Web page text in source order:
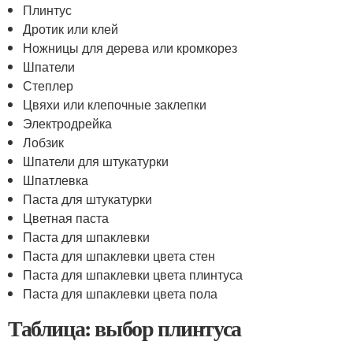
Плинтус
Дротик или клей
Ножницы для дерева или кромкорез
Шпатели
Степлер
Цвяхи или клепочные заклепки
Электродрейка
Лобзик
Шпатели для штукатурки
Шпатлевка
Паста для штукатурки
Цветная паста
Паста для шпаклевки
Паста для шпаклевки цвета стен
Паста для шпаклевки цвета плинтуса
Паста для шпаклевки цвета пола
Таблица: выбор плинтуса